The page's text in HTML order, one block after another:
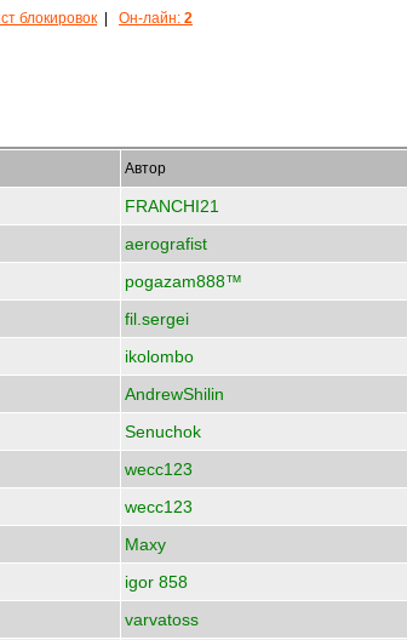
блокировок Он-лайн: 2
Автор
FRANCHI21
aerografist
pogazam888™
fil.sergei
ikolombo
AndrewShilin
Senuchok
wecc123
wecc123
Maxy
igor 858
varvatoss